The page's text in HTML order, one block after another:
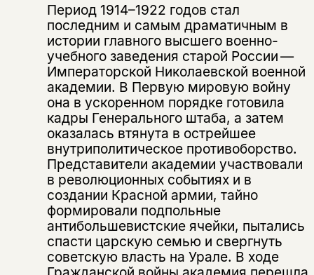
Период 1914–1922 годов стал
последним и самым драматичным в
истории главного высшего военно-
учебного заведения старой России —
Императорской Николаевской военной
академии. В Первую мировую войну
она в ускоренном порядке готовила
кадры Генерального штаба, а затем
оказалась втянута в острейшее
внутриполитическое противоборство.
Представители академии участвовали
в революционных событиях и в
создании Красной армии, тайно
формировали подпольные
антибольшевистские ячейки, пытались
спасти царскую семью и свергнуть
советскую власть на Урале. В ходе
Подписка на рассылку
Раз в неделю мы отправляем рассылку
о книгах и событиях «НЛО».
За подписку дарим промокод на
скидку 15%
Этой книги временно
нет в продаже.
Вы можете подписаться на
уведомления, и при поступлении книги
на склад получить письмо на указанный
электронный адрес.